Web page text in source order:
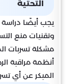
التحتية
يجب أيضًا دراسة
وتقنيات منع
مشكلة تسربات
أنظمة مراقبة
المبكر عن أي